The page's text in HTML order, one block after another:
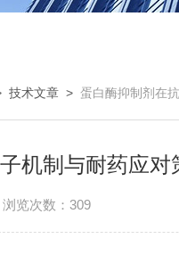
技术文章 > 蛋白酶抑制剂在
机制与耐药应对
浏览次数：309